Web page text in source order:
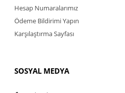
Hesap Numaralarımız
Ödeme Bildirimi Yapın
Karşılaştırma Sayfası
SOSYAL MEDYA